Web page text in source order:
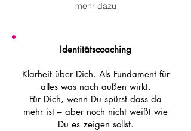
mehr dazu
Identitätscoaching
Klarheit über Dich. Als Fundament für
alles was nach außen wirkt.
Für Dich, wenn Du spürst dass da
mehr ist – aber noch nicht weißt wie
Du es zeigen sollst.